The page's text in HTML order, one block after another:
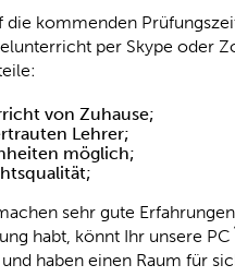
die kommenden
per Skype oder
von Zuhause;
Lehrer;
möglich;
sehr gute
habt, könnt Ihr unsere
haben einen Raum für